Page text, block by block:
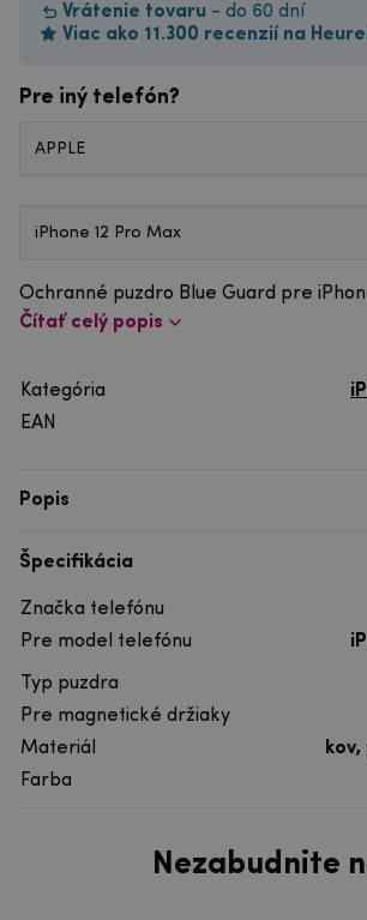
Vrátenie tovaru - do 60 dní
Viac ako 11.300 recenzií na
Pre iný telefón?
APPLE
iPhone 12 Pro Max
Ochranné puzdro Blue Guard pre
Čítať celý popis
Kategória
EAN
Popis
Špecifikácia
Značka telefónu
Pre model telefónu
Typ puzdra
Pre magnetické držiaky
Materiál
Farba
Nezabudnite